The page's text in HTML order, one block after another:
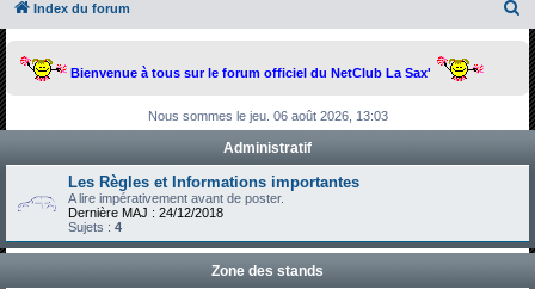
Index du forum
Bienvenue à tous sur le forum officiel du NetClub La Sax'
Nous sommes le jeu. 06 août 2026, 13:03
Administratif
Les Règles et Informations importantes
A lire impérativement avant de poster.
Dernière MAJ : 24/12/2018
Sujets : 4
Zone des stands